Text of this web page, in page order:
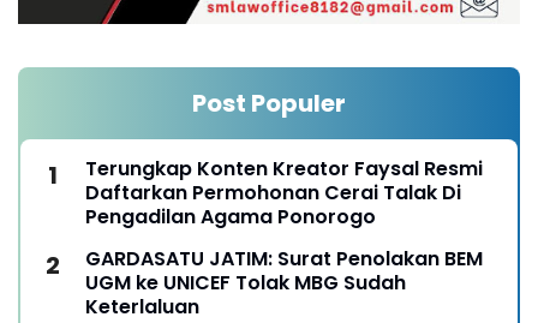
Post Populer
Terungkap Konten Kreator Faysal Resmi
Daftarkan Permohonan Cerai Talak Di
Pengadilan Agama Ponorogo
GARDASATU JATIM: Surat Penolakan BEM
UGM ke UNICEF Tolak MBG Sudah
Keterlaluan